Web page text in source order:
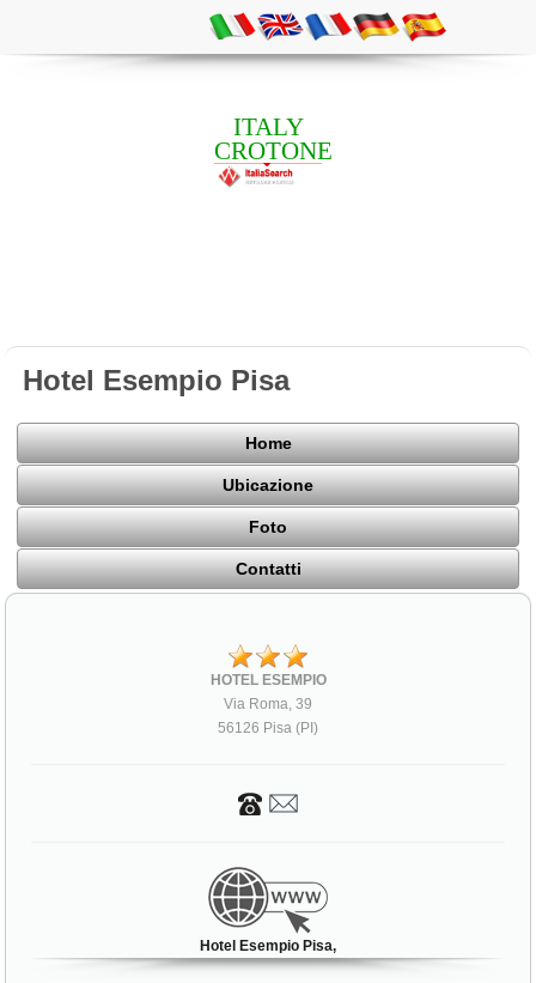
ITALY
CROTONE
Hotel Esempio Pisa
Home
Ubicazione
Foto
Contatti
HOTEL ESEMPIO
Via Roma, 39
56126 Pisa (PI)
Hotel Esempio Pisa,